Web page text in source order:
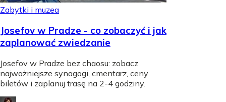
Zabytki i muzea
Josefov w Pradze - co zobaczyć i jak
zaplanować zwiedzanie
Josefov w Pradze bez chaosu: zobacz
najważniejsze synagogi, cmentarz, ceny
biletów i zaplanuj trasę na 2-4 godziny.